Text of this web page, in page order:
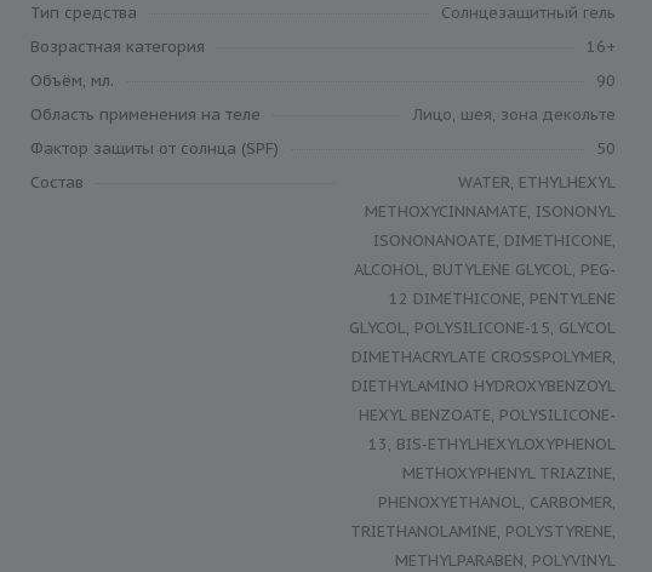
Тип средства
Солнцезащитный гель
Возрастная категория
16+
Объём, мл.
90
Область применения на теле
Лицо, шея, зона декольте
Фактор защиты от солнца (SPF)
50
Состав
WATER, ETHYLHEXYL
METHOXYCINNAMATE, ISONONYL
ISONONANOATE, DIMETHICONE,
ALCOHOL, BUTYLENE GLYCOL, PEG-
12 DIMETHICONE, PENTYLENE
GLYCOL, POLYSILICONE-15, GLYCOL
DIMETHACRYLATE CROSSPOLYMER,
DIETHYLAMINO HYDROXYBENZOYL
HEXYL BENZOATE, POLYSILICONE-
13, BIS-ETHYLHEXYLOXYPHENOL
METHOXYPHENYL TRIAZINE,
PHENOXYETHANOL, CARBOMER,
TRIETHANOLAMINE, POLYSTYRENE,
METHYLPARABEN, POLYVINYL